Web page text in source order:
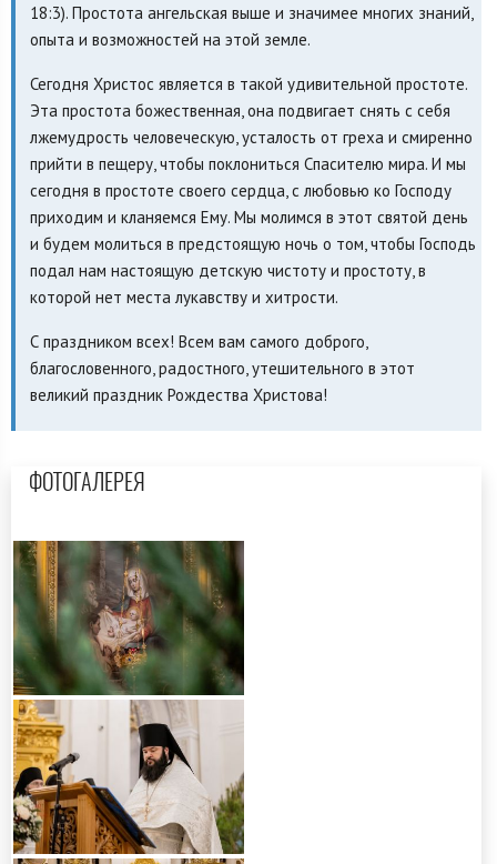
18:3). Простота ангельская выше и значимее многих знаний,
опыта и возможностей на этой земле.
Сегодня Христос является в такой удивительной простоте.
Эта простота божественная, она подвигает снять с себя
лжемудрость человеческую, усталость от греха и смиренно
прийти в пещеру, чтобы поклониться Спасителю мира. И мы
сегодня в простоте своего сердца, с любовью ко Господу
приходим и кланяемся Ему. Мы молимся в этот святой день
и будем молиться в предстоящую ночь о том, чтобы Господь
подал нам настоящую детскую чистоту и простоту, в
которой нет места лукавству и хитрости.
С праздником всех! Всем вам самого доброго,
благословенного, радостного, утешительного в этот
великий праздник Рождества Христова!
ФОТОГАЛЕРЕЯ